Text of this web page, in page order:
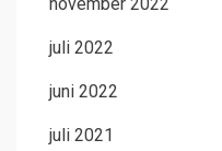
juli 2022
juni 2022
juli 2021